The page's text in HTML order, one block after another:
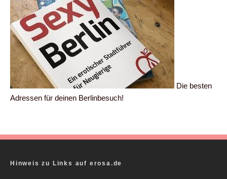
Die besten
Adressen für deinen Berlinbesuch!
Hinweis zu Links auf erosa.de